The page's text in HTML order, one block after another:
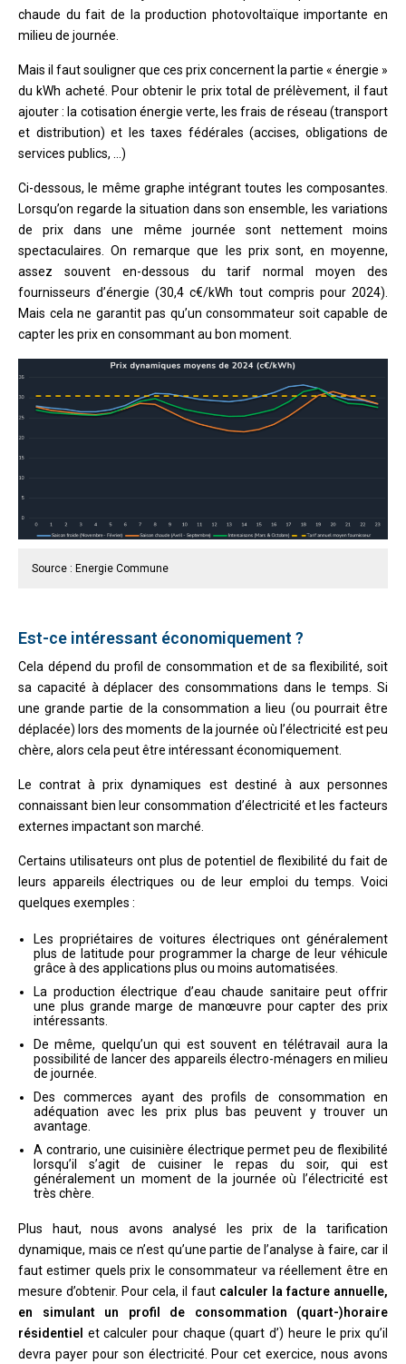
chaude du fait de la production photovoltaïque importante en
milieu de journée.
Mais il faut souligner que ces prix concernent la partie « énergie »
du kWh acheté. Pour obtenir le prix total de prélèvement, il faut
ajouter : la cotisation énergie verte, les frais de réseau (transport
et distribution) et les taxes fédérales (accises, obligations de
services publics, …)
Ci-dessous, le même graphe intégrant toutes les composantes.
Lorsqu’on regarde la situation dans son ensemble, les variations
de prix dans une même journée sont nettement moins
spectaculaires. On remarque que les prix sont, en moyenne,
assez souvent en-dessous du tarif normal moyen des
fournisseurs d’énergie (30,4 c€/kWh tout compris pour 2024).
Mais cela ne garantit pas qu’un consommateur soit capable de
capter les prix en consommant au bon moment.
Source : Energie Commune
Est-ce intéressant économiquement ?
Cela dépend du profil de consommation et de sa flexibilité, soit
sa capacité à déplacer des consommations dans le temps. Si
une grande partie de la consommation a lieu (ou pourrait être
déplacée) lors des moments de la journée où l’électricité est peu
chère, alors cela peut être intéressant économiquement.
Le contrat à prix dynamiques est destiné à aux personnes
connaissant bien leur consommation d’électricité et les facteurs
externes impactant son marché.
Certains utilisateurs ont plus de potentiel de flexibilité du fait de
leurs appareils électriques ou de leur emploi du temps. Voici
quelques exemples :
Les propriétaires de voitures électriques ont généralement
plus de latitude pour programmer la charge de leur véhicule
grâce à des applications plus ou moins automatisées.
La production électrique d’eau chaude sanitaire peut offrir
une plus grande marge de manœuvre pour capter des prix
intéressants.
De même, quelqu’un qui est souvent en télétravail aura la
possibilité de lancer des appareils électro-ménagers en milieu
de journée.
Des commerces ayant des profils de consommation en
adéquation avec les prix plus bas peuvent y trouver un
avantage.
A contrario, une cuisinière électrique permet peu de flexibilité
lorsqu’il s’agit de cuisiner le repas du soir, qui est
généralement un moment de la journée où l’électricité est
très chère.
Plus haut, nous avons analysé les prix de la tarification
dynamique, mais ce n’est qu’une partie de l’analyse à faire, car il
faut estimer quels prix le consommateur va réellement être en
mesure d’obtenir. Pour cela, il faut calculer la facture annuelle,
en
simulant un profil de consommation (quart-)horaire
résidentiel et calculer pour chaque (quart d’) heure le prix qu’il
devra payer pour son électricité. Pour cet exercice, nous avons